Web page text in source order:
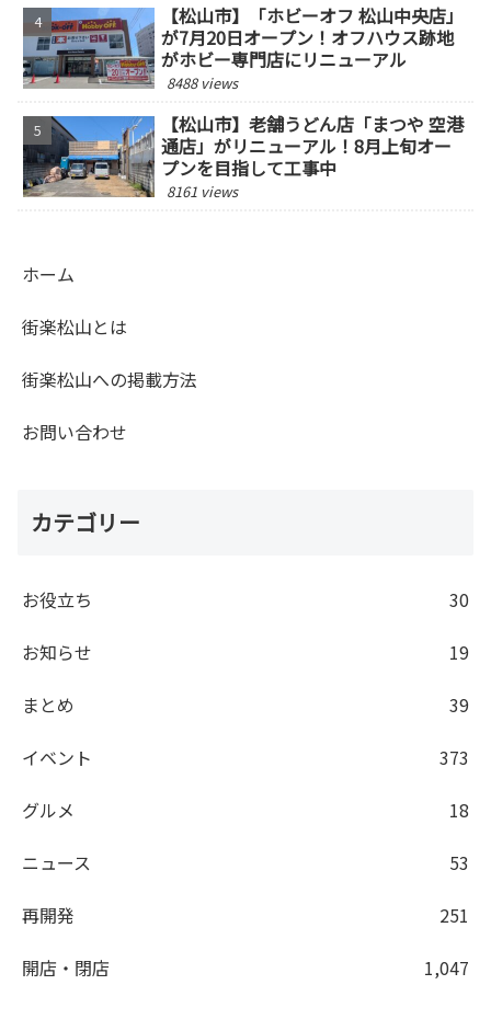
【松山市】「ホビーオフ 松山中央店」
が7月20日オープン！オフハウス跡地
がホビー専門店にリニューアル
8488 views
【松山市】老舗うどん店「まつや 空港
通店」がリニューアル！8月上旬オー
プンを目指して工事中
8161 views
ホーム
街楽松山とは
街楽松山への掲載方法
お問い合わせ
カテゴリー
お役立ち
30
お知らせ
19
まとめ
39
イベント
373
グルメ
18
ニュース
53
再開発
251
開店・閉店
1,047